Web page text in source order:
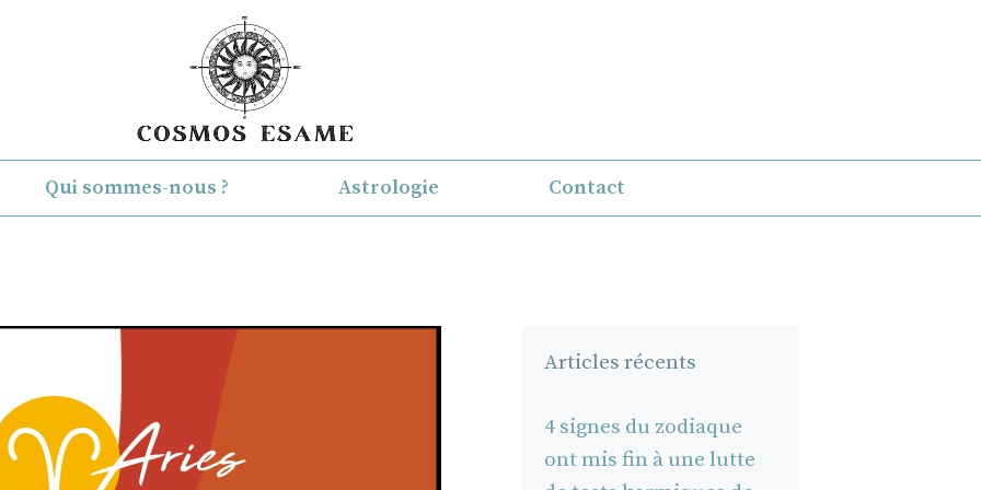
Qui sommes-nous ? Astrologie Contact
Articles récents
4 signes du zodiaque
ont mis fin à une lutte